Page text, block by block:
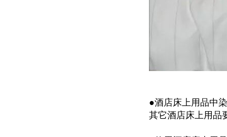
●酒店床上用品中
其它酒店床上用品